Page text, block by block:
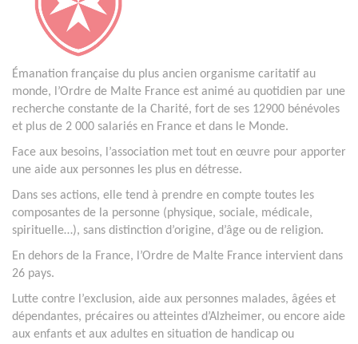
Émanation française du plus ancien organisme caritatif au
monde, l’Ordre de Malte France est animé au quotidien par une
recherche constante de la Charité, fort de ses 12900 bénévoles
et plus de 2 000 salariés en France et dans le Monde.
Face aux besoins, l’association met tout en œuvre pour apporter
une aide aux personnes les plus en détresse.
Dans ses actions, elle tend à prendre en compte toutes les
composantes de la personne (physique, sociale, médicale,
spirituelle…), sans distinction d’origine, d’âge ou de religion.
En dehors de la France, l’Ordre de Malte France intervient dans
26 pays.
Lutte contre l’exclusion, aide aux personnes malades, âgées et
dépendantes, précaires ou atteintes d’Alzheimer, ou encore aide
aux enfants et aux adultes en situation de handicap ou